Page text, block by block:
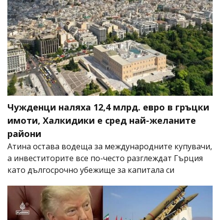
Чужденци наляха 12,4 млрд. евро в гръцки
имоти, Халкидики е сред най-желаните
райони
Атина остава водеща за международните купувачи,
а инвеститорите все по-често разглеждат Гърция
като дългосрочно убежище за капитала си